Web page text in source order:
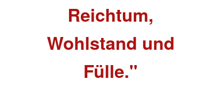
Reichtum,
Wohlstand und
Fülle."